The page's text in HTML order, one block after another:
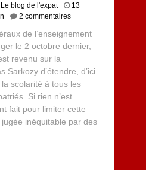
Le blog de l'expat
13
2 commentaires
de l’enseignement
le 2 octobre dernier,
revenu sur la
Sarkozy d’étendre, d’ici
scolarité à tous les
Si rien n’est
fait pour limiter cette
inéquitable par des